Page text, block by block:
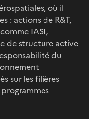
où il
: actions de R&T,
IASI,
de structure active
du
sur les filières
programmes